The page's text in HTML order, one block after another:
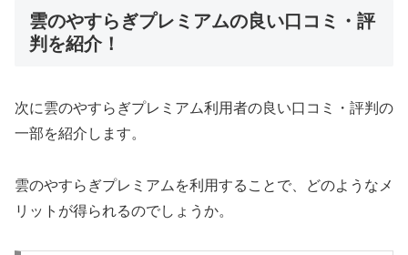
雲のやすらぎプレミアムの良い口コミ・評
判を紹介！
次に雲のやすらぎプレミアム利用者の良い口コミ・評判の
一部を紹介します。
雲のやすらぎプレミアムを利用することで、どのようなメ
リットが得られるのでしょうか。